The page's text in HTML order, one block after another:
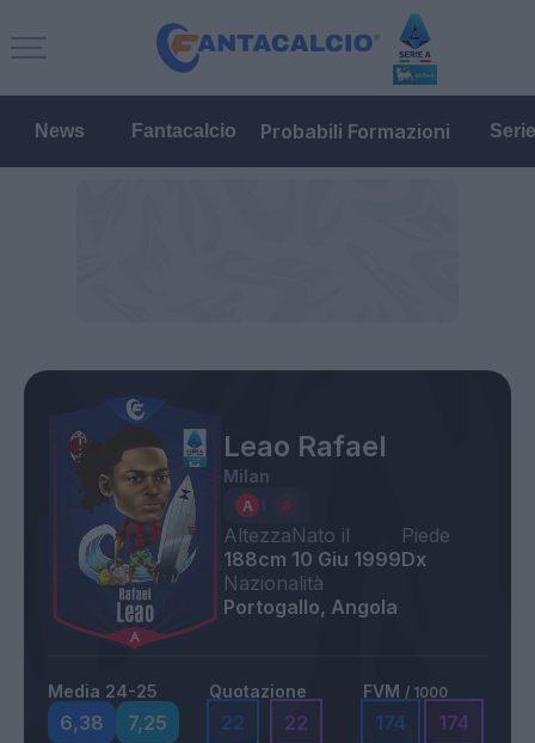
News Fantacalcio Probabili Formazioni
Leao Rafael
Milan
Altezza
188cm
Nato il
10 Giu 1999
Piede
Dx
Nazionalità
Portogallo, Angola
Media 24-25
6,38 7,25
Quotazione
22 22
FVM / 1000
174 174